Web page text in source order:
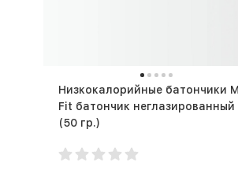
Низкокалорийные батончики Mad
Fit батончик неглазированный
(50 гр.)